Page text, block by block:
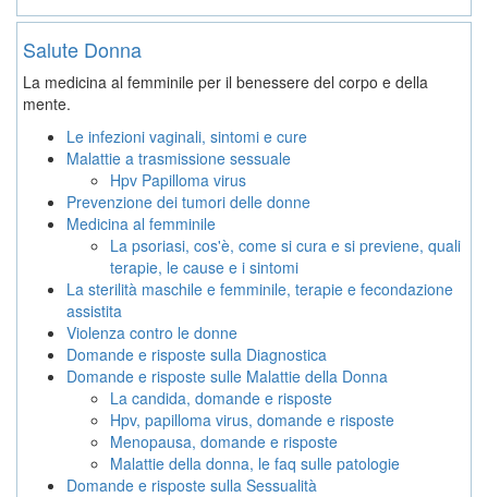
Salute Donna
La medicina al femminile per il benessere del corpo e della
mente.
Le infezioni vaginali, sintomi e cure
Malattie a trasmissione sessuale
Hpv Papilloma virus
Prevenzione dei tumori delle donne
Medicina al femminile
La psoriasi, cos'è, come si cura e si previene, quali
terapie, le cause e i sintomi
La sterilità maschile e femminile, terapie e fecondazione
assistita
Violenza contro le donne
Domande e risposte sulla Diagnostica
Domande e risposte sulle Malattie della Donna
La candida, domande e risposte
Hpv, papilloma virus, domande e risposte
Menopausa, domande e risposte
Malattie della donna, le faq sulle patologie
Domande e risposte sulla Sessualità